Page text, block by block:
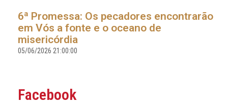
6ª Promessa: Os pecadores encontrarão
em Vós a fonte e o oceano de
misericórdia
05/06/2026 21:00:00
Facebook